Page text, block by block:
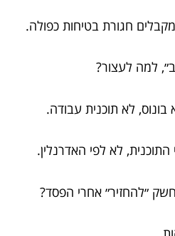
חגורת בטיחות כפולה.
למה לעצור?
בונוס, לא תוכנית עבודה.
לא לפי האדרנלין.
״להחזיר״ אחרי הפסד?